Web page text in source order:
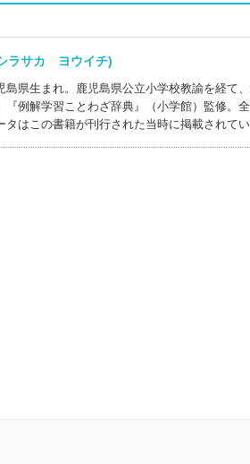
ラサカ ヨウイチ)
島県生まれ。鹿児島県公立小学校教諭を経て
『例解学習ことわざ辞典』（小学館）監修。
タはこの書籍が刊行された当時に掲載されてい